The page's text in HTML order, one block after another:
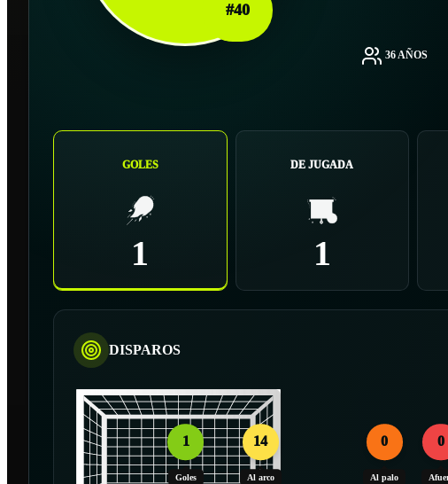
#40
36 AÑOS
GOLES
1
DE JUGADA
1
DISPAROS
1
Goles
14
Al arco
0
Al palo
0